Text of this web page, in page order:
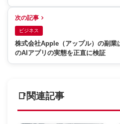
次の記事
ビジネス
株式会社Apple（アップル）の副業
のAIアプリの実態を正直に検証
関連記事